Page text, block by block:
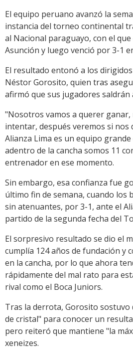
El equipo peruano avanzó la
instancia del torneo continental
al Nacional paraguayo, con el
Asunción y luego venció por 3-1
El resultado entonó a los
Néstor Gorosito, quien tras
afirmó que sus jugadores saldrán
"Nosotros vamos a querer ganar,
intentar, después veremos si nos
Alianza Lima es un equipo grande
adentro de la cancha somos 11
entrenador en ese momento.
Sin embargo, esa confianza fue
último fin de semana, cuando los
sin atenuantes, por 3-1, ante el
partido de la segunda fecha del
El sorpresivo resultado se dio el
cumplía 124 años de fundación y
en la cancha, por lo que ahora
rápidamente del mal rato para
rival como el Boca Juniors.
Tras la derrota, Gorosito
de cristal" para conocer un
pero reiteró que mantiene "la
xeneizes.